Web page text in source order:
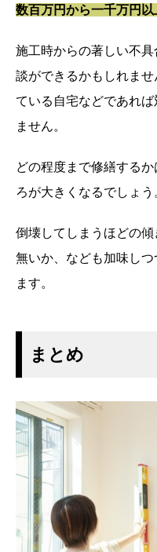
数百万円から一千万円以
施工時からの著しい不
談ができるかもしれま
ている自宅などであれ
ません。
どの程度まで修繕する
ろが大きくなるでしょう
倒壊してしまうほどの
無いか、なども加味し
ます。
まとめ